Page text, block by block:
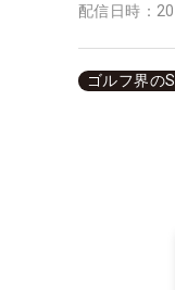
配信日時：
ゴルフ界の